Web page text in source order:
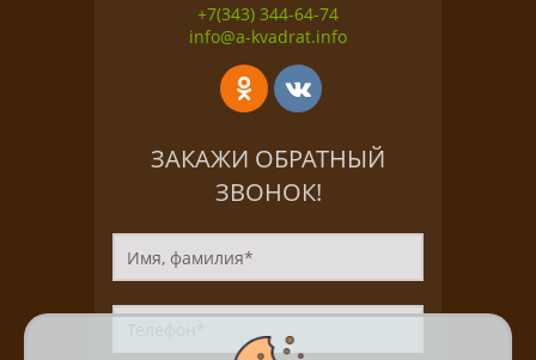
+7(343) 344-64-74
info@a-kvadrat.info
ЗАКАЖИ ОБРАТНЫЙ
ЗВОНОК!